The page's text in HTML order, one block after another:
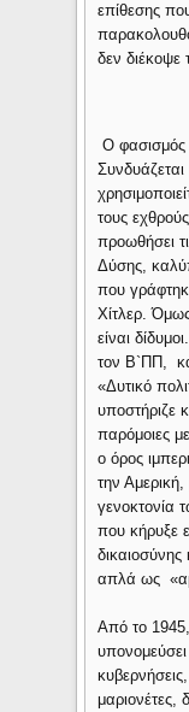
επίθεσης
δεν διέκοψε
Ο φασισμός
Συνδυάζεται
τους
προωθήσει
Δύσης,
που
Χίτλερ.
είναι
τον Β`ΠΠ,
«Δυτικό
υποστήριζε
παρόμοιες
ο όρος
την
γενοκτονία
που κήρυξε
δικαιοσύνης
απλά ως
Από το